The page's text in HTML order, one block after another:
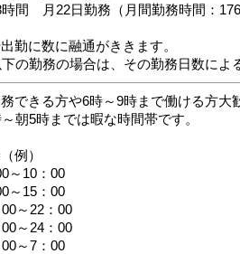
間 月22日勤務（月間勤務時間：
勤に数に融通がききます。
の勤務の場合は、その勤務日数によ
できる方や6時～9時まで働ける方大
朝5時までは暇な時間帯です。
例）
～10：00
～15：00
00～22：00
00～24：00
00～7：00